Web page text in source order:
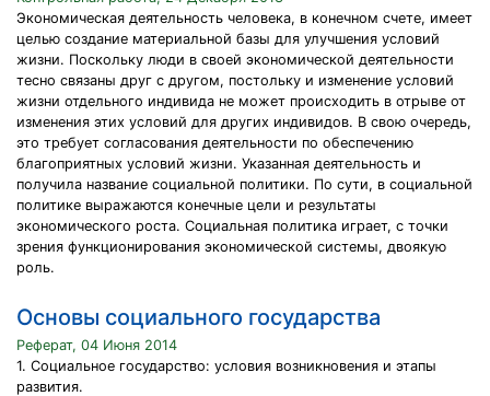
Экономическая деятельность человека, в конечном счете, имеет
целью создание материальной базы для улучшения условий
жизни. Поскольку люди в своей экономической деятельности
тесно связаны друг с другом, постольку и изменение условий
жизни отдельного индивида не может происходить в отрыве от
изменения этих условий для других индивидов. В свою очередь,
это требует согласования деятельности по обеспечению
благоприятных условий жизни. Указанная деятельность и
получила название социальной политики. По сути, в социальной
политике выражаются конечные цели и результаты
экономического роста. Социальная политика играет, с точки
зрения функционирования экономической системы, двоякую
роль.
Основы социального государства
Реферат, 04 Июня 2014
1. Социальное государство: условия возникновения и этапы
развития.